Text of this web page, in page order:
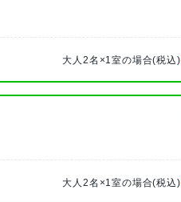
大人2名×1室の場合(税込)
大人2名×1室の場合(税込)